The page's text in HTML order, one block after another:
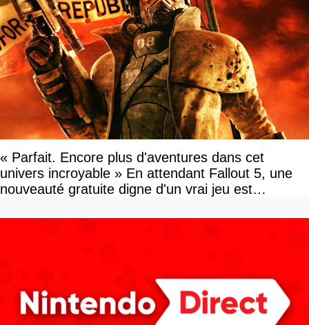
« Parfait. Encore plus d'aventures dans cet
univers incroyable » En attendant Fallout 5, une
nouveauté gratuite digne d'un vrai jeu est